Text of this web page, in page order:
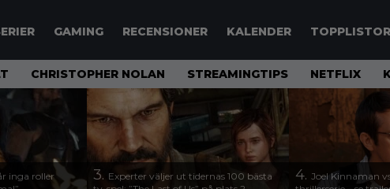
GAMING RECENSIONER KALENDER TOPPLISTOR
CHRISTOPHER NOLAN STREAMINGTIPS NETFLIX
inga roller
3. Experter väljer ut tidernas 100 bästa
4. Joel Kinnaman